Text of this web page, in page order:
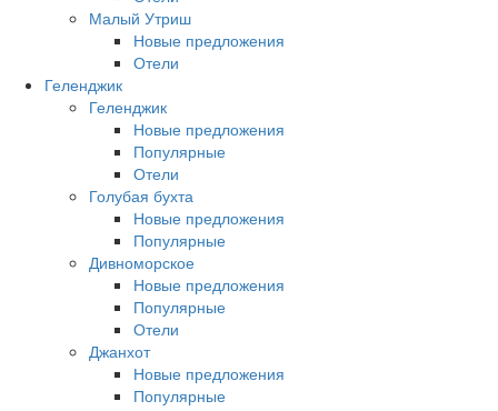
Малый Утриш
Новые предложения
Отели
Геленджик
Геленджик
Новые предложения
Популярные
Отели
Голубая бухта
Новые предложения
Популярные
Дивноморское
Новые предложения
Популярные
Отели
Джанхот
Новые предложения
Популярные